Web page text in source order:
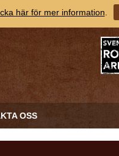
OSS
här för mer information